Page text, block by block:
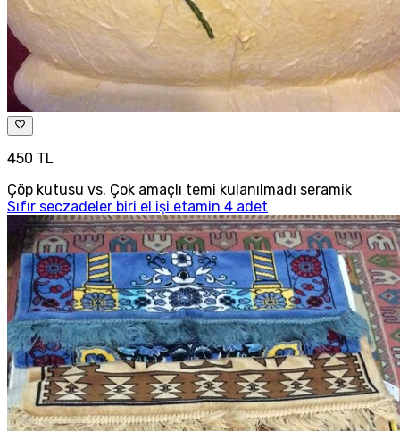
450 TL
Çöp kutusu vs. Çok amaçlı temi kulanılmadı seramik
Sıfır seczadeler biri el işi etamin 4 adet